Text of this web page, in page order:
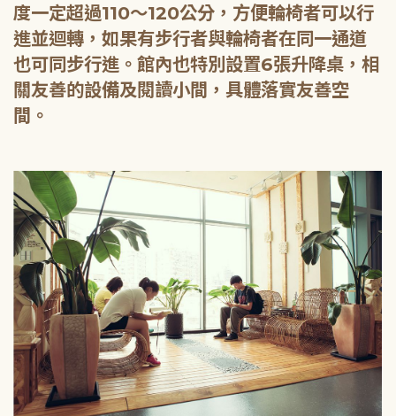
度一定超過110～120公分，方便輪椅者可以行
進並迴轉，如果有步行者與輪椅者在同一通道
也可同步行進。館內也特別設置6張升降桌，相
關友善的設備及閱讀小間，具體落實友善空
間。